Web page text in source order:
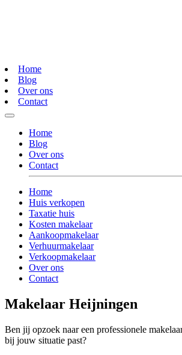
Home
Blog
Over ons
Contact
Home
Blog
Over ons
Contact
Home
Huis verkopen
Taxatie huis
Kosten makelaar
Aankoopmakelaar
Verhuurmakelaar
Verkoopmakelaar
Over ons
Contact
Makelaar Heijningen
Ben jij opzoek naar een professionele
bij jouw situatie past?